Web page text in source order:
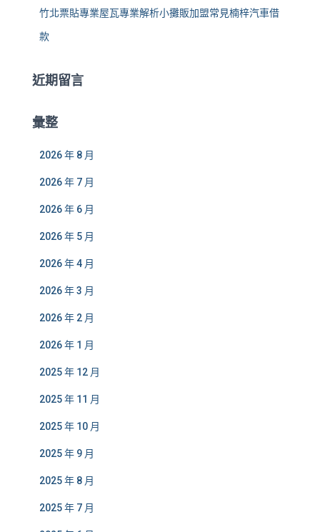
竹北票貼專業屋瓦專業解析小攤販加盟常見楠梓汽車借
款
近期留言
彙整
2026 年 8 月
2026 年 7 月
2026 年 6 月
2026 年 5 月
2026 年 4 月
2026 年 3 月
2026 年 2 月
2026 年 1 月
2025 年 12 月
2025 年 11 月
2025 年 10 月
2025 年 9 月
2025 年 8 月
2025 年 7 月